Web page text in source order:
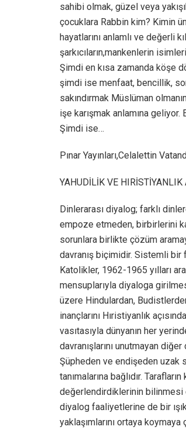
sahibi olmak, güzel veya
çocuklara Rabbin kim? Kimin
hayatlarını anlamlı ve değerli
şarkıcıların,mankenlerin
Şimdi en kısa zamanda köşe
şimdi ise menfaat, bencillik,
sakındırmak Müslüman
işe karışmak anlamına
Şimdi ise…
Pınar Yayınları,Celalettin
YAHUDİLİK VE
Dinlerarası diyalog; farklı
empoze etmeden, birbirlerini
sorunlara birlikte çözüm
davranış biçimidir. Sistemli bir
Katolikler, 1962-1965 yılları
mensuplarıyla diyaloga
üzere Hindulardan,
inançlarını Hıristiyanlık
vasıtasıyla dünyanın her
davranışlarını unutmayan
Şüpheden ve endişeden uzak
tanımalarına bağlıdır.
değerlendirdiklerinin bilinmesi
diyalog faaliyetlerine de bir
yaklaşımlarını ortaya koymaya